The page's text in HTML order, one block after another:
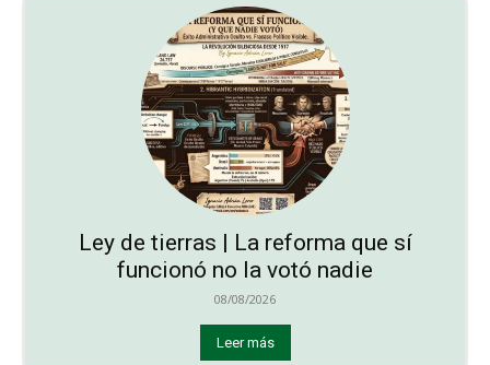
Ley de tierras | La reforma que sí
funcionó no la votó nadie
08/08/2026
Leer más